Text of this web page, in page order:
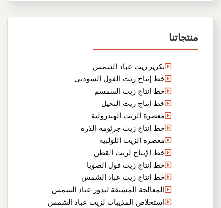
منتجاتنا
تكرير زيت عباد الشمس
خط إنتاج زيت الفول السودني
خط إنتاج زيت السمسم
خط إنتاج زيت النخيل
معصرة الزيت الهيدرولية
خط إنتاج زيت جرثومة الذرة
معصرة الزيت اللولبية
خط الإنتاج لزيت القطن
خط إنتاج زيت فول الصويا
خط إنتاج زيت عباد الشمس
المعالجة المسبقة لبذور عباد الشمس
استخلاص المذيبات لزيت عباد الشمس